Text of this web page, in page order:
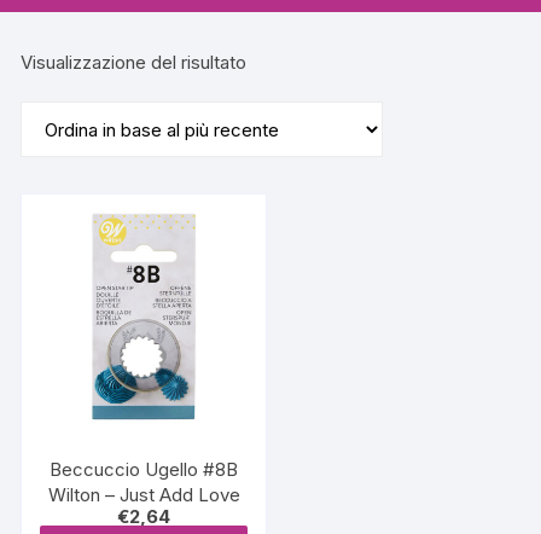
Visualizzazione del risultato
Beccuccio Ugello #8B
Wilton – Just Add Love
€2,64